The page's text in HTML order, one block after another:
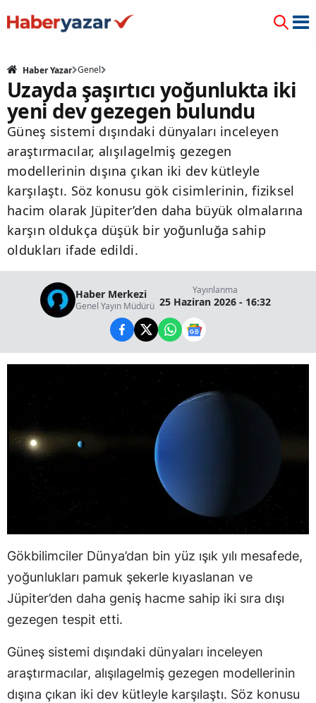
Haber Yazar Genel
Uzayda şaşırtıcı yoğunlukta iki
yeni dev gezegen bulundu
Güneş sistemi dışındaki dünyaları inceleyen
araştırmacılar, alışılagelmiş gezegen
modellerinin dışına çıkan iki dev kütleyle
karşılaştı. Söz konusu gök cisimlerinin, fiziksel
hacim olarak Jüpiter’den daha büyük olmalarına
karşın oldukça düşük bir yoğunluğa sahip
oldukları ifade edildi.
Haber Merkezi
Genel Yayın Müdürü
Yayınlanma
25 Haziran 2026 - 16:32
Gökbilimciler Dünya’dan bin yüz ışık yılı mesafede,
yoğunlukları pamuk şekerle kıyaslanan ve
Jüpiter’den daha geniş hacme sahip iki sıra dışı
gezegen tespit etti.
Güneş sistemi dışındaki dünyaları inceleyen
araştırmacılar, alışılagelmiş gezegen modellerinin
dışına çıkan iki dev kütleyle karşılaştı. Söz konusu